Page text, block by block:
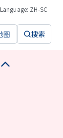
Language: ZH-SC
图 搜索